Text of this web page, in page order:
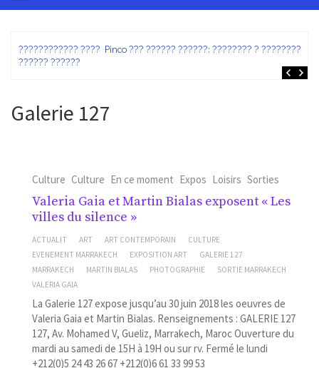
???????????? ???? Pinco ??? ?????? ??????: ???????? ? ???????? ?
?????? ??????
Galerie 127
Culture Culture En ce moment Expos Loisirs Sorties
Valeria Gaia et Martin Bialas exposent « Les
villes du silence »
ACTUALIT ART ART CONTEMPORAIN
CULTURE
EVENEMENT MARRAKECH
EXPOSITION ART
GALERIE 127
MARRAKECH
MARTIN BIALAS PHOTOGRAPHIE
SORTIE MARRAKECH
VALERIA GAIA
La Galerie 127 expose jusqu’au 30 juin 2018 les oeuvres de
Valeria Gaia et Martin Bialas. Renseignements : GALERIE 127
127, Av. Mohamed V, Gueliz, Marrakech, Maroc Ouverture du
mardi au samedi de 15H à 19H ou sur rv. Fermé le lundi
+212(0)5 24 43 26 67 +212(0)6 61 33 99 53